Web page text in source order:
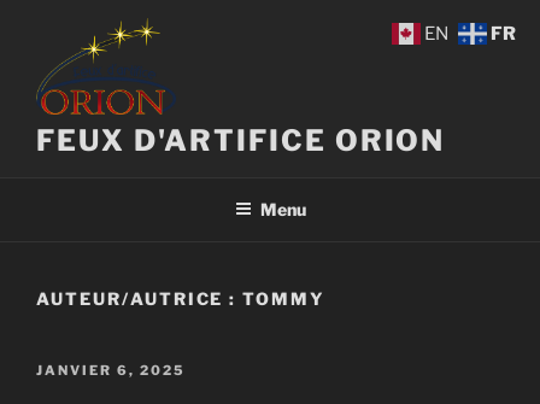
contenu
principal
FEUX D'ARTIFICE ORION
Menu
AUTEUR/AUTRICE :TOMMY
PUBLIÉ
JANVIER 6, 2025
EN FR